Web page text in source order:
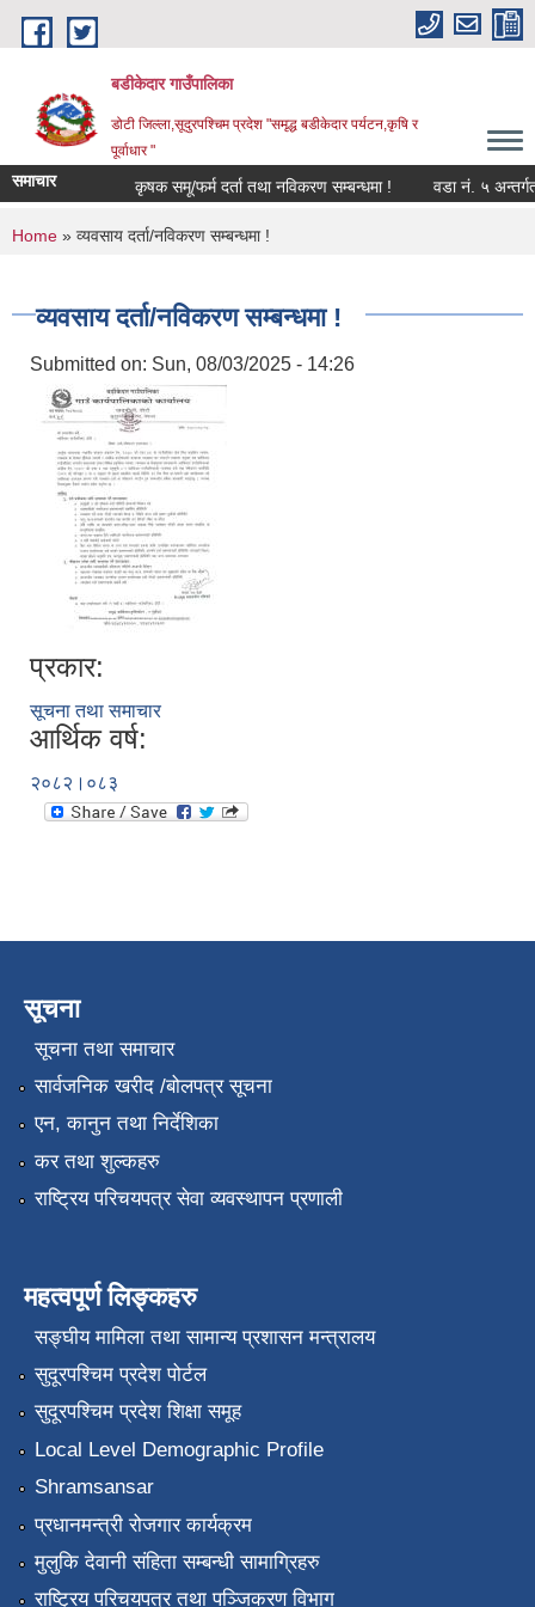
Skip to main content
बडीकेदार गाउँपालिका
डोटी जिल्ला,सूदुरपश्चिम प्रदेश "समृद्ध बडीकेदार पर्यटन,कृषि र
पूर्वाधार "
समाचार कृषक समू/फर्म दर्ता तथा नविकरण सम्बन्धमा ! वडा नं. ५
You are here
Home » व्यवसाय दर्ता/नविकरण सम्बन्धमा !
व्यवसाय दर्ता/नविकरण सम्बन्धमा !
Submitted on: Sun, 08/03/2025 - 14:26
प्रकार:
सूचना तथा समाचार
आर्थिक वर्ष:
२०८२।०८३
सूचना
सूचना तथा समाचार
सार्वजनिक खरीद /बोलपत्र सूचना
एन, कानुन तथा निर्देशिका
कर तथा शुल्कहरु
राष्ट्रिय परिचयपत्र सेवा व्यवस्थापन प्रणाली
महत्वपूर्ण लिङ्कहरु
सङ्‍घीय मामिला तथा सामान्य प्रशासन मन्त्रालय
सुदूरपश्चिम प्रदेश पोर्टल
सुदूरपश्चिम प्रदेश शिक्षा समूह
Local Level Demographic Profile
Shramsansar
प्रधानमन्त्री रोजगार कार्यक्रम
मुलुकि देवानी संहिता सम्बन्धी सामाग्रिहरु
राष्ट्रिय परिचयपत्र तथा पञ्जिकरण विभाग